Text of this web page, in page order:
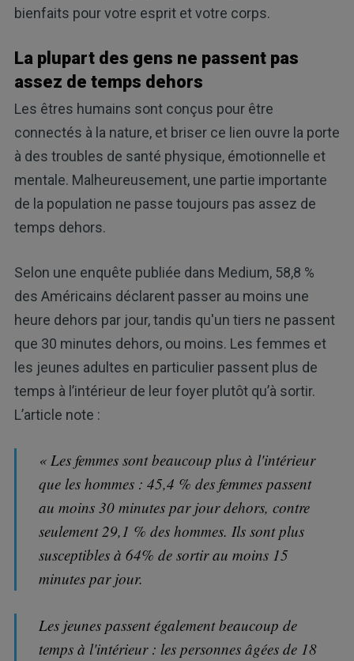
bienfaits pour votre esprit et votre corps.
La plupart des gens ne passent pas
assez de temps dehors
Les êtres humains sont conçus pour être
connectés à la nature, et briser ce lien ouvre la porte
à des troubles de santé physique, émotionnelle et
mentale. Malheureusement, une partie importante
de la population ne passe toujours pas assez de
temps dehors.
Selon une enquête publiée dans Medium, 58,8 %
des Américains déclarent passer au moins une
heure dehors par jour, tandis qu'un tiers ne passent
que 30 minutes dehors, ou moins. Les femmes et
les jeunes adultes en particulier passent plus de
temps à l’intérieur de leur foyer plutôt qu’à sortir.
L’article note :
« Les femmes sont beaucoup plus à l'intérieur
que les hommes : 45,4 % des femmes passent
au moins 30 minutes par jour dehors, contre
seulement 29,1 % des hommes. Ils sont plus
susceptibles à 64% de sortir au moins 15
minutes par jour.
Les jeunes passent également beaucoup de
temps à l'intérieur : les personnes âgées de 18